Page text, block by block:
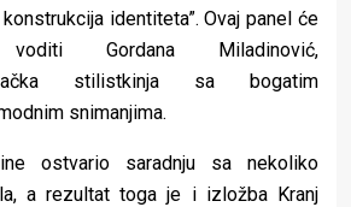
identiteta”. Ovaj panel će
Gordana Miladinović,
stilistkinja sa bogatim
snimanjima.
ostvario saradnju sa nekoliko
a rezultat toga je i izložba Kranj